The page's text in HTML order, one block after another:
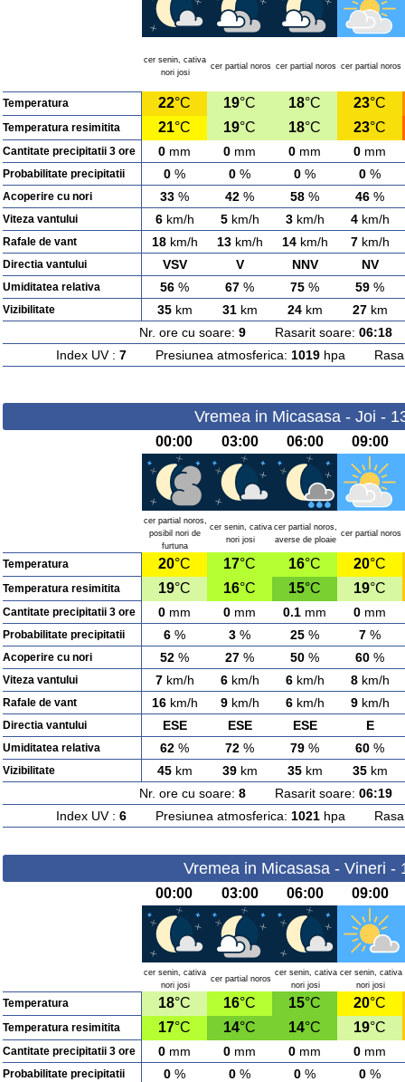
cer senin, cativa
nori josi
cer partial noros cer partial noros cer partial noros
Temperatura 22°C 19°C 18°C 23°C
Temperatura resimitita 21°C 19°C 18°C 23°C
Cantitate precipitatii 3 ore 0 mm 0 mm 0 mm 0 mm
Probabilitate precipitatii 0 % 0 % 0 % 0 %
Acoperire cu nori 33 % 42 % 58 % 46 %
Viteza vantului 6km/h 5km/h 3km/h 4km/h
Rafale de vant 18km/h 13km/h 14km/h 7km/h
Directia vantului VSV V NNV NV
Umiditatea relativa 56 % 67 % 75 % 59 %
Vizibilitate 35km 31km 24km 27km
Nr. ore cu soare: 9Rasarit soare: 06:18
Index UV : 7Presiunea atmosferica: 1019hpa
Vremea in Micasasa - Joi -
00:00 03:00 06:00 09:00
cer partial noros,
posibil nori de
furtuna
cer senin, cativa
nori josi
cer partial noros,
averse de ploaie
cer partial noros
Temperatura 20°C 17°C 16°C 20°C
Temperatura resimitita 19°C 16°C 15°C 19°C
Cantitate precipitatii 3 ore 0 mm 0 mm 0.1 mm 0 mm
Probabilitate precipitatii 6 % 3 % 25 % 7 %
Acoperire cu nori 52 % 27 % 50 % 60 %
Viteza vantului 7km/h 6km/h 6km/h 8km/h
Rafale de vant 16km/h 9km/h 6km/h 9km/h
Directia vantului ESE ESE ESE E
Umiditatea relativa 62 % 72 % 79 % 60 %
Vizibilitate 45km 39km 35km 35km
Nr. ore cu soare: 8Rasarit soare: 06:19
Index UV : 6Presiunea atmosferica: 1021hpa
Vremea in Micasasa - Vineri -
00:00 03:00 06:00 09:00
cer senin, cativa
nori josi
cer partial noros
cer senin, cativa
nori josi
cer senin, cativa
nori josi
Temperatura 18°C 16°C 15°C 20°C
Temperatura resimitita 17°C 14°C 14°C 19°C
Cantitate precipitatii 3 ore 0 mm 0 mm 0 mm 0 mm
Probabilitate precipitatii 0 % 0 % 0 % 0 %